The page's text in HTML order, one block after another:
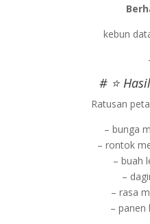
kebun
# ⭐
Ratusan
– bunga
– rontok
– buah
–
– rasa
– panen